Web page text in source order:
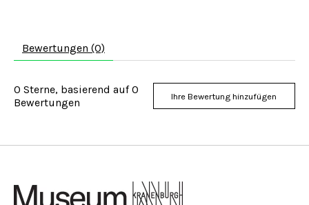
Bewertungen (0)
0 Sterne, basierend auf0
Bewertungen
Ihre Bewertung hinzufügen